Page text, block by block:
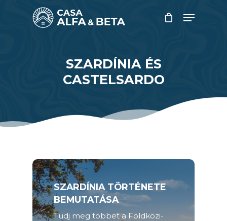
Menu
SZARDÍNIA ÉS
CASTELSARDO
SZARDÍNIA TÖRTÉNETE
BEMUTATÁSA
Tudj meg többet a Földközi-